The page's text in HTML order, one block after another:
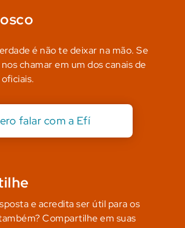
é não te deixar na mão. Se
chamar em um dos canais de
falar com a Efí
e acredita ser útil para os
Compartilhe em suas